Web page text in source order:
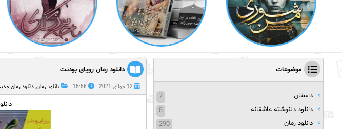
دانلود رمان رویای بودنت
12 جولای 2021 15:56 دانلود رمان, دانلود رمان
موضوعات
داستان
7
دانلود دلنوشته عاشقانه
8
دانلود رمان
290